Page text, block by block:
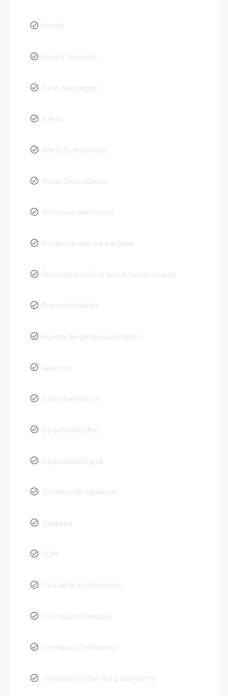
Parrilla
Parrilla Techada
Patio de juegos
Pileta
Pileta Comunitaria
Pileta Descubierta
Portones eléctricos
Potencial alto para alquilar
Preinstalación De Aire Acondicionado
Puerta blindada
Puerta de garaje automática
Quincho
Salón para niños
Seguridad 24hs
Seguridad Digital
Sistema de cableado
Solarium
SUM
TV Cable En El Edificio
Ubicación Tranquila
Ventanas De Aluminio
Ventanas Doble Acristalamiento